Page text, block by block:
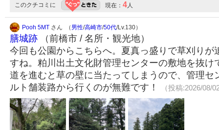
このクチコミに 現在： 4人
Pooh 5MT さん （ 男性/高崎市/50代/Lv.130）
膳城跡 （前橋市 / 名所・観光地）
今回も公園からこちらへ。夏真っ盛りで草刈りが
すね。粕川出土文化財管理センターの敷地を抜け
道を進むと草の壁に当たってしまうので、管理セ
ルト舗装路から行くのが無難です！
（投稿:2026/08/